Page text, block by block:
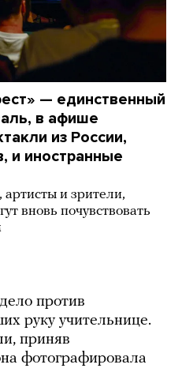
— единственный
в афише
из России,
и иностранные
и зрители,
вновь почувствовать
против
руку учительнице.
приняв
фотографировала